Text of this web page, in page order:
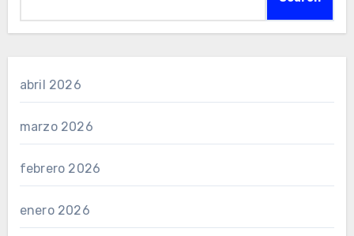
abril 2026
marzo 2026
febrero 2026
enero 2026